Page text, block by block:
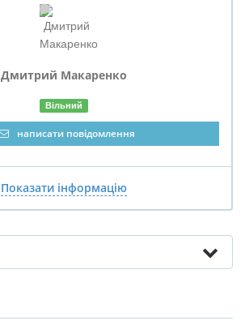
Дмитрий Maкаренко
Вільний
написати повідомлення
Показати інформацію